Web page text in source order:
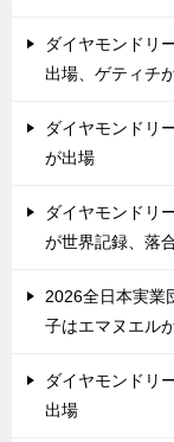
ダイヤモンドリ
出場、ゲティチ
ダイヤモンドリ
が出場
ダイヤモンドリ
が世界記録、落
2026全日本実業
子はエマヌエル
ダイヤモンドリ
出場